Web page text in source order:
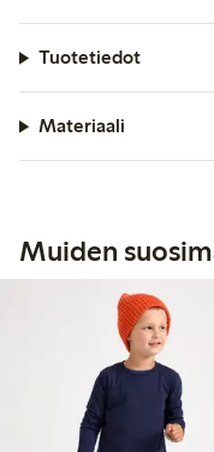
Tuotetiedot
Materiaali
Muiden